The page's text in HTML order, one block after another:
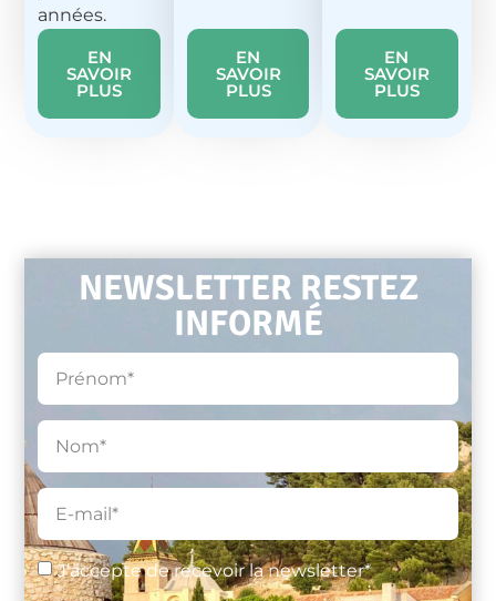
années.
EN
SAVOIR
PLUS
EN
SAVOIR
PLUS
EN
SAVOIR
PLUS
NEWSLETTER RESTEZ
INFORMÉ
J’accepte de recevoir la newsletter*